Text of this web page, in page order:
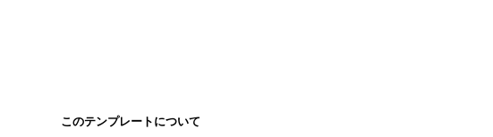
このテンプレートについて